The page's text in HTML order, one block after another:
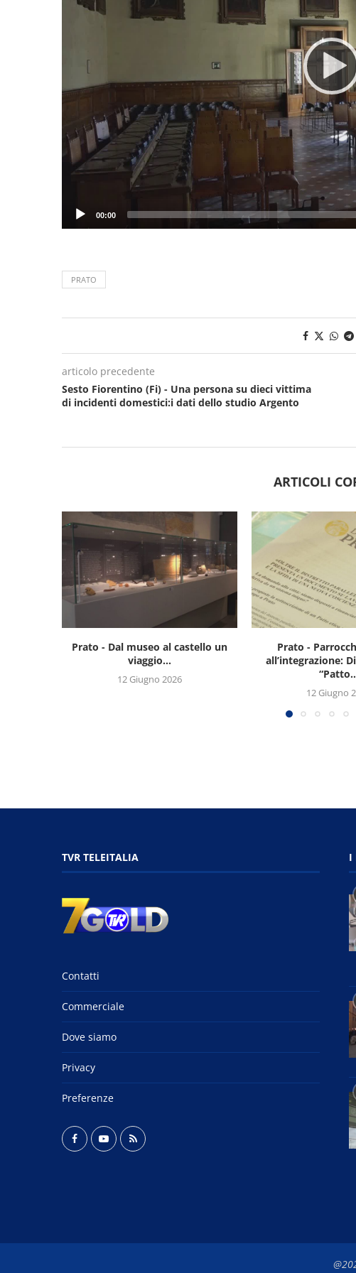
00:00
PRATO
articolo precedente
Sesto Fiorentino (Fi) - Una persona su dieci vittima
di incidenti domestici:i dati dello studio Argento
ARTICOLI
Prato - Dal museo al castello un
viaggio...
12 Giugno 2026
Prato -
all’integrazione:
12 Giugno
TVR TELEITALIA
Contatti
Commerciale
Dove siamo
Privacy
Preferenze
I